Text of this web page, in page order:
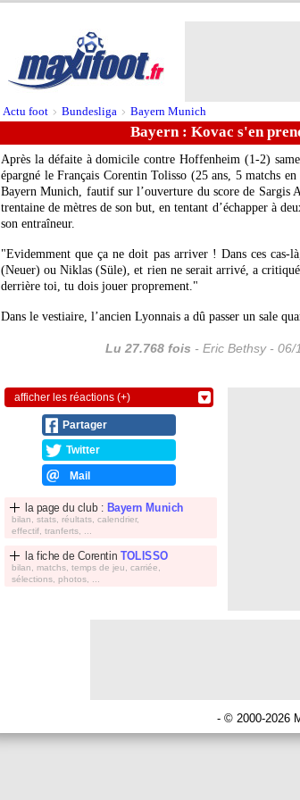
Actu foot > Bundesliga > Bayern Munich
Bayern : Kovac s'en
Après la défaite à domicile contre Hoffenheim (1-2)
épargné le Français Corentin Tolisso (25 ans, 5 matchs
Bayern Munich, fautif sur l’ouverture du score de Sargis
trentaine de mètres de son but, en tentant d’échapper à
son entraîneur.
"Evidemment que ça ne doit pas arriver ! Dans ces
(Neuer) ou Niklas (Süle), et rien ne serait arrivé, a
derrière toi, tu dois jouer proprement."
Dans le vestiaire, l’ancien Lyonnais a dû passer un sale
Lu 27.768 fois - Eric Bethsy - 06/
afficher les réactions (+)
Partager
Twitter
Mail
la page du club : Bayern Munich
bilan, stats, réultats, calendrier,
effectif, tranferts, ...
la fiche de Corentin TOLISSO
bilan, matchs, temps de jeu, carriée,
sélections, photos, ...
- © 2000-2026